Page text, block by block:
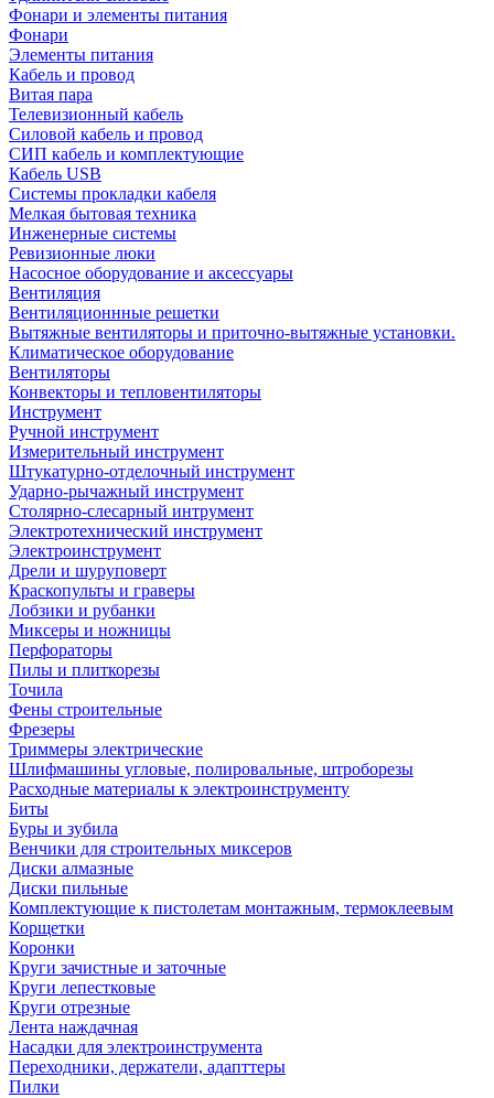
Фонари и элементы питания
Фонари
Элементы питания
Кабель и провод
Витая пара
Телевизионный кабель
Силовой кабель и провод
СИП кабель и комплектующие
Кабель USB
Системы прокладки кабеля
Мелкая бытовая техника
Инженерные системы
Ревизионные люки
Насосное оборудование и аксессуары
Вентиляция
Вентиляционнные решетки
Вытяжные вентиляторы и приточно-вытяжные установки.
Климатическое оборудование
Вентиляторы
Конвекторы и тепловентиляторы
Инструмент
Ручной инструмент
Измерительный инструмент
Штукатурно-отделочный инструмент
Ударно-рычажный инструмент
Столярно-слесарный интрумент
Электротехнический инструмент
Электроинструмент
Дрели и шуруповерт
Краскопульты и граверы
Лобзики и рубанки
Миксеры и ножницы
Перфораторы
Пилы и плиткорезы
Точила
Фены строительные
Фрезеры
Триммеры электрические
Шлифмашины угловые, полировальные, штроборезы
Расходные материалы к электроинструменту
Биты
Буры и зубила
Венчики для строительных миксеров
Диски алмазные
Диски пильные
Комплектующие к пистолетам монтажным, термоклеевым
Корщетки
Коронки
Круги зачистные и заточные
Круги лепестковые
Круги отрезные
Лента наждачная
Насадки для электроинструмента
Переходники, держатели, адапттеры
Пилки